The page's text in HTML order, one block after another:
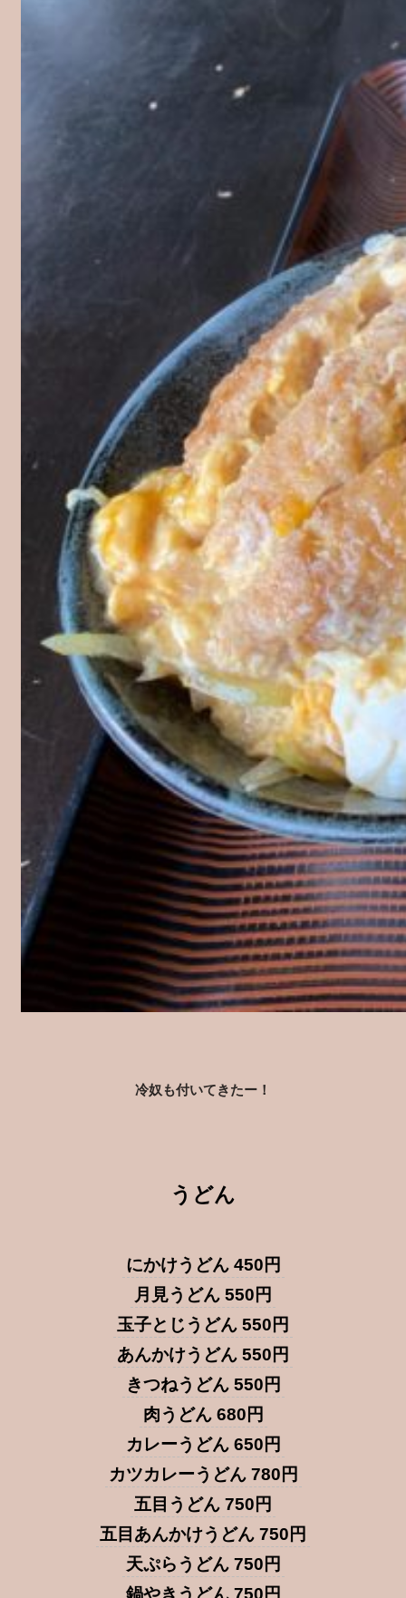
冷奴も付いてきたー！
うどん
にかけうどん 450円
月見うどん 550円
玉子とじうどん 550円
あんかけうどん 550円
きつねうどん 550円
肉うどん 680円
カレーうどん 650円
カツカレーうどん 780円
五目うどん 750円
五目あんかけうどん 750円
天ぷらうどん 750円
鍋やきうどん 750円